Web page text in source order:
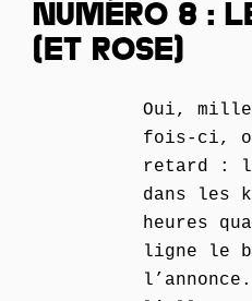
NUMÉRO 8 :
(ET ROSE)
Oui,
fois-ci,
retard :
dans les
heures
ligne le